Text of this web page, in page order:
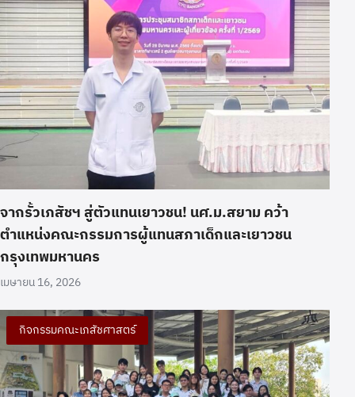
จากรั้วเภสัชฯ สู่ตัวแทนเยาวชน! นศ.ม.สยาม คว้า
ตำแหน่งคณะกรรมการผู้แทนสภาเด็กและเยาวชน
กรุงเทพมหานคร
เมษายน 16, 2026
กิจกรรมคณะเภสัชศาสตร์